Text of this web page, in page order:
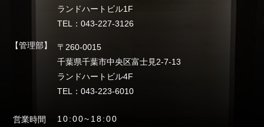
ランドハートビル1F
TEL：043-227-3126
【管理部】
〒260-0015
千葉県千葉市中央区富士見2-7-13
ランドハートビル4F
TEL：043-223-6010
営業時間
10:00~18:00